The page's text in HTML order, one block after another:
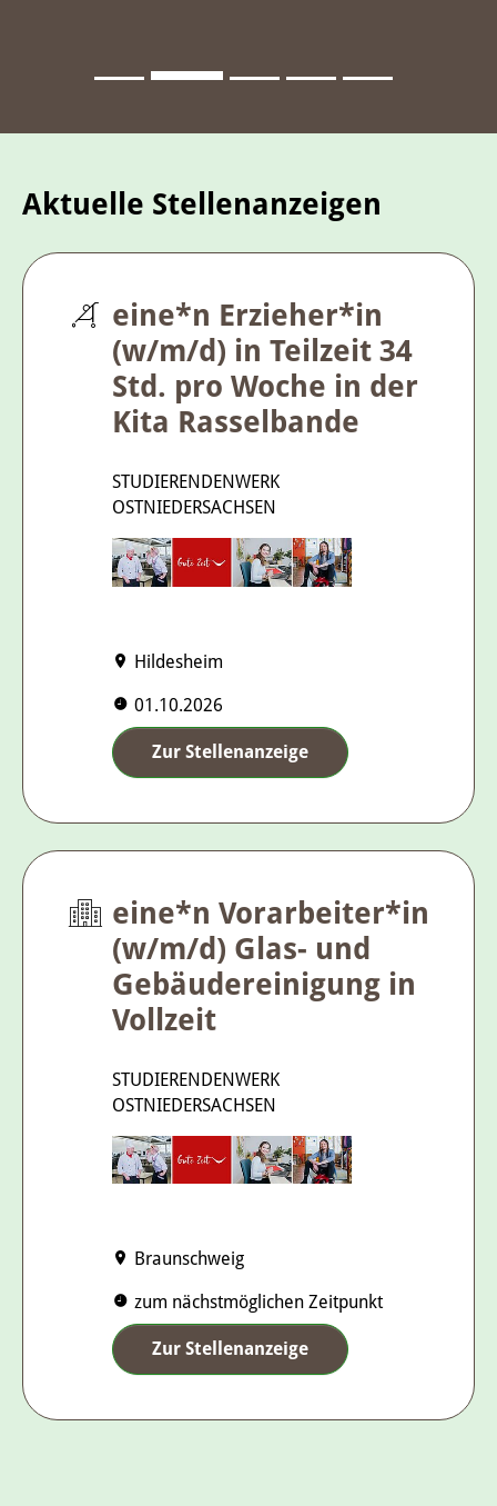
Aktuelle Stellenanzeigen
eine*n Erzieher*in
(w/m/d) in Teilzeit 34
Std. pro Woche in der
Kita Rasselbande
STUDIERENDENWERK
OSTNIEDERSACHSEN
Hildesheim
01.10.2026
Zur Stellenanzeige
eine*n Vorarbeiter*in
(w/m/d) Glas- und
Gebäudereinigung in
Vollzeit
STUDIERENDENWERK
OSTNIEDERSACHSEN
Braunschweig
zum nächstmöglichen Zeitpunkt
Zur Stellenanzeige